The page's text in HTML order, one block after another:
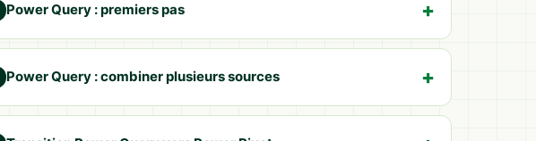
Power Query : premiers pas
Power Query : combiner plusieurs sources